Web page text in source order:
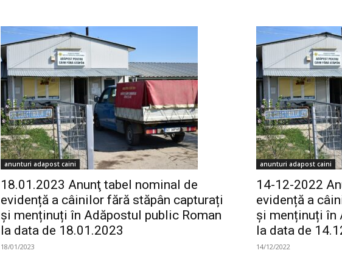
anunturi adapost caini
18.01.2023 Anunţ tabel nominal de
evidență a câinilor fără stăpân capturați
și menținuți în Adăpostul public Roman
la data de 18.01.2023
18/01/2023
anunturi adapost caini
14-12-2022
evidență a
și menținuți în
la data de
14/12/2022